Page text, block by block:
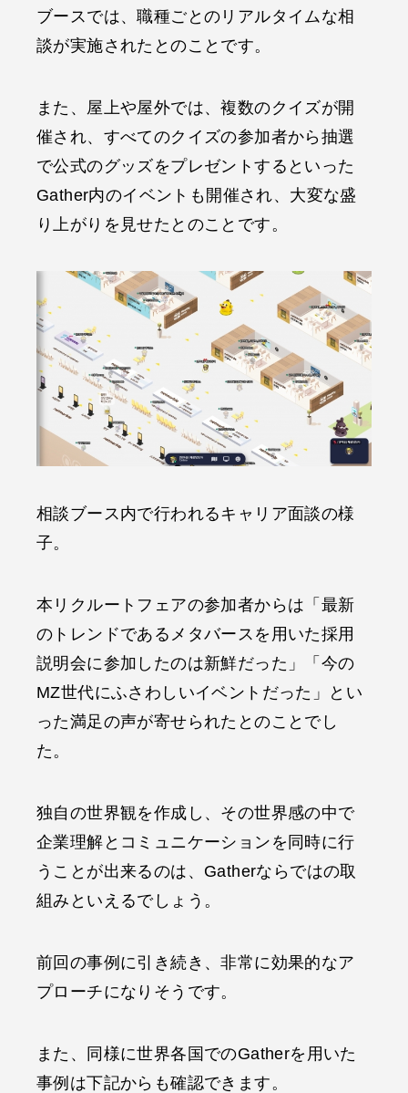
ブースでは、職種ごとのリアルタイムな相
談が実施されたとのことです。
また、屋上や屋外では、複数のクイズが開
催され、すべてのクイズの参加者から抽選
で公式のグッズをプレゼントするといった
Gather内のイベントも開催され、大変な盛
り上がりを見せたとのことです。
相談ブース内で行われるキャリア面談の様
子。
本リクルートフェアの参加者からは「最新
のトレンドであるメタバースを用いた採用
説明会に参加したのは新鮮だった」「今の
MZ世代にふさわしいイベントだった」とい
った満足の声が寄せられたとのことでし
た。
独自の世界観を作成し、その世界感の中で
企業理解とコミュニケーションを同時に行
うことが出来るのは、Gatherならではの取
組みといえるでしょう。
前回の事例に引き続き、非常に効果的なア
プローチになりそうです。
また、同様に世界各国でのGatherを用いた
事例は下記からも確認できます。